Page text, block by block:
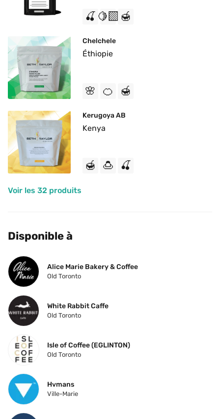
🍒 🍋‍🟩 🍯
Chelchele
Éthiopie
🌸 🍊 🍯
Kerugoya AB
Kenya
🍯 🍮 🍒
Voir les 32 produits
Disponible à
Alice Marie Bakery & Coffee
Old Toronto
White Rabbit Caffe
Old Toronto
Isle of Coffee (EGLINTON)
Old Toronto
Hvmans
Ville-Marie